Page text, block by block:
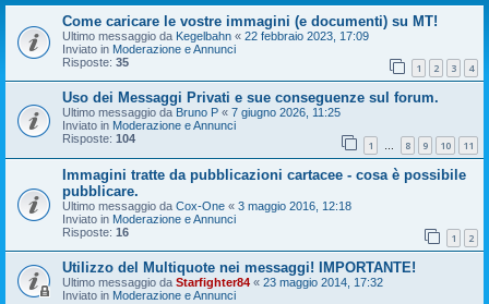
Come caricare le vostre immagini (e documenti) su MT!
Ultimo messaggio da Kegelbahn « 22 febbraio 2023, 17:09
Inviato in Moderazione e Annunci
Risposte: 35 1 2 3 4
Uso dei Messaggi Privati e sue conseguenze sul forum.
Ultimo messaggio da Bruno P « 7 giugno 2026, 11:25
Inviato in Moderazione e Annunci
Risposte: 104 1 … 8 9 10 11
Immagini tratte da pubblicazioni cartacee - cosa è possibile
pubblicare.
Ultimo messaggio da Cox-One « 3 maggio 2016, 12:18
Inviato in Moderazione e Annunci
Risposte: 16 1 2
Utilizzo del Multiquote nei messaggi! IMPORTANTE!
Ultimo messaggio da Starfighter84 « 23 maggio 2014, 17:32
Inviato in Moderazione e Annunci